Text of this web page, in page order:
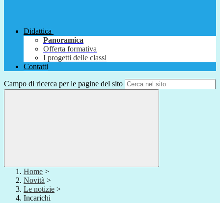
Didattica
Panoramica
Offerta formativa
I progetti delle classi
Contatti
Campo di ricerca per le pagine del sito
Home >
Novità >
Le notizie >
Incarichi